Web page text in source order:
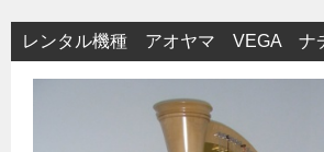
レンタル機種 アオヤマ VEGA ナ